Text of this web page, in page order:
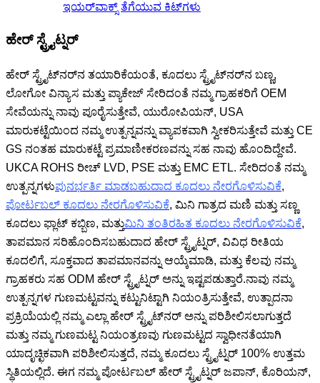
ಇಯರ್‌ವಾಕ್ಸ್ ತೆಗೆಯುವ ಕಿಟ್‌ಗಳು
ಹೇರ್ ಸ್ಟ್ರೈಟ್ನರ್
ಹೇರ್ ಸ್ಟ್ರೈಟ್‌ನರ್‌ನ ತಯಾರಿಕೆಯಂತೆ, ಕೂದಲು ಸ್ಟ್ರೈಟ್‌ನರ್‌ನ ಬಣ್ಣ,
ಲೋಗೋ ವಿನ್ಯಾಸ ಮತ್ತು ಪ್ಯಾಕೇಜ್ ಸೇರಿದಂತೆ ನಮ್ಮ ಗ್ರಾಹಕರಿಗೆ OEM
ಸೇವೆಯನ್ನು ನಾವು ಪೂರೈಸುತ್ತೇವೆ, ಯುರೋಪಿಯನ್, USA
ಮಾರುಕಟ್ಟೆಯಿಂದ ನಮ್ಮ ಉತ್ಪನ್ನವನ್ನು ವ್ಯಾಪಕವಾಗಿ ಸ್ವೀಕರಿಸುತ್ತೇವೆ ಮತ್ತು CE
GS ನಂತಹ ಮಾರುಕಟ್ಟೆ ಪ್ರಮಾಣೀಕರಣವನ್ನು ಸಹ ನಾವು ಹೊಂದಿದ್ದೇವೆ.
UKCA ROHS ರೀಚ್ LVD, PSE ಮತ್ತು EMC ETL. ಸೇರಿದಂತೆ ನಮ್ಮ
ಉತ್ಪನ್ನಗಳುಪುನರ್ಭರ್ತಿ ಮಾಡಬಹುದಾದ ಕೂದಲು ನೇರಗೊಳಿಸುವಿಕೆ,
ಪೋರ್ಟಬಲ್ ಕೂದಲು ನೇರಗೊಳಿಸುವಿಕೆ, ಮಿನಿ ಗಾತ್ರದ ಮಣಿ ಮತ್ತು ಸಣ್ಣ
ಕೂದಲು ಫ್ಲಾಟ್ ಕಬ್ಬಿಣ, ಮತ್ತುಮಿನಿ ತಂತಿರಹಿತ ಕೂದಲು ನೇರಗೊಳಿಸುವಿಕೆ,
ತಾಪಮಾನ ಸರಿಹೊಂದಿಸಬಹುದಾದ ಹೇರ್ ಸ್ಟ್ರೈಟ್ನರ್, ವಿವಿಧ ರೀತಿಯ
ಕೂದಲಿಗೆ, ಸೂಕ್ತವಾದ ತಾಪಮಾನವನ್ನು ಆಯ್ಕೆಮಾಡಿ, ಮತ್ತು ಕೆಲವು ನಮ್ಮ
ಗ್ರಾಹಕರು ಸಹ ODM ಹೇರ್ ಸ್ಟ್ರೈಟ್ನರ್ ಅನ್ನು ಇಷ್ಟಪಡುತ್ತಾರೆ.ನಾವು ನಮ್ಮ
ಉತ್ಪನ್ನಗಳ ಗುಣಮಟ್ಟವನ್ನು ಕಟ್ಟುನಿಟ್ಟಾಗಿ ನಿಯಂತ್ರಿಸುತ್ತೇವೆ, ಉತ್ಪಾದನಾ
ಪ್ರಕ್ರಿಯೆಯಲ್ಲಿ ನಮ್ಮ ಎಲ್ಲಾ ಹೇರ್ ಸ್ಟ್ರೈಟ್‌ನರ್ ಅನ್ನು ಪರಿಶೀಲಿಸಲಾಗುತ್ತದೆ
ಮತ್ತು ನಮ್ಮ ಗುಣಮಟ್ಟ ನಿಯಂತ್ರಣವು ಗುಣಮಟ್ಟದ ಸ್ವಾಧೀನತೆಯಾಗಿ
ಯಾದೃಚ್ಛಿಕವಾಗಿ ಪರಿಶೀಲಿಸುತ್ತದೆ, ನಮ್ಮ ಕೂದಲು ಸ್ಟ್ರೈಟ್ನರ್ 100% ಉತ್ತಮ
ಸ್ಥಿತಿಯಲ್ಲಿದೆ. ಈಗ ನಮ್ಮ ಪೋರ್ಟಬಲ್ ಹೇರ್ ಸ್ಟ್ರೈಟ್ನರ್ ಜಪಾನ್, ಕೊರಿಯನ್,